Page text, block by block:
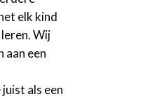
elk kind
Wij
aan een
als een